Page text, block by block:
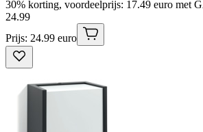
30% korting, voordeelprijs: 17.49 euro met
24.99
Prijs: 24.99 euro